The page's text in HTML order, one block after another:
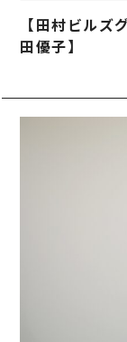
環境リサイクル事業
【田村ビル
田優子】